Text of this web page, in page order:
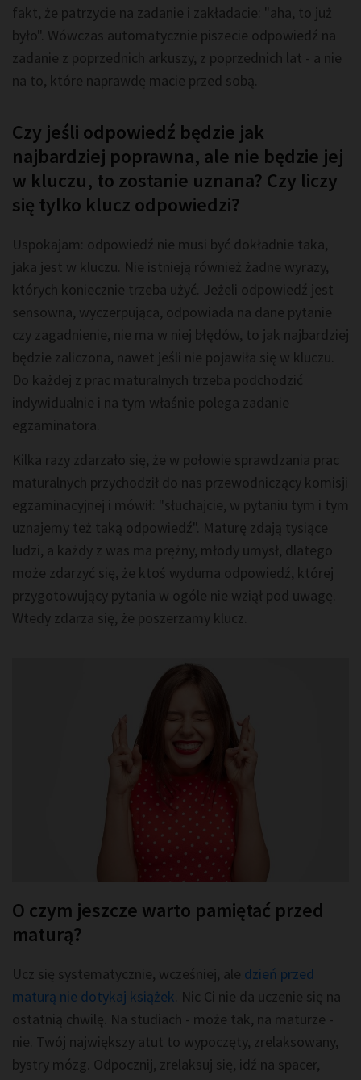
fakt, że patrzycie na zadanie i zakładacie: "aha, to już
było". Wówczas automatycznie piszecie odpowiedź na
zadanie z poprzednich arkuszy, z poprzednich lat - a nie
na to, które naprawdę macie przed sobą.
Czy jeśli odpowiedź będzie jak
najbardziej poprawna, ale nie będzie jej
w kluczu, to zostanie uznana? Czy liczy
się tylko klucz odpowiedzi?
Uspokajam: odpowiedź nie musi być dokładnie taka,
jaka jest w kluczu. Nie istnieją również żadne wyrazy,
których koniecznie trzeba użyć. Jeżeli odpowiedź jest
sensowna, wyczerpująca, odpowiada na dane pytanie
czy zagadnienie, nie ma w niej błędów, to jak najbardziej
będzie zaliczona, nawet jeśli nie pojawiła się w kluczu.
Do każdej z prac maturalnych trzeba podchodzić
indywidualnie i na tym właśnie polega zadanie
egzaminatora.
Kilka razy zdarzało się, że w połowie sprawdzania prac
maturalnych przychodził do nas przewodniczący komisji
egzaminacyjnej i mówił: "słuchajcie, w pytaniu tym i tym
uznajemy też taką odpowiedź". Maturę zdają tysiące
ludzi, a każdy z was ma prężny, młody umysł, dlatego
może zdarzyć się, że ktoś wyduma odpowiedź, której
przygotowujący pytania w ogóle nie wziął pod uwagę.
Wtedy zdarza się, że poszerzamy klucz.
O czym jeszcze warto pamiętać przed
maturą?
Ucz się systematycznie, wcześniej, ale dzień przed
maturą nie dotykaj książek . Nic Ci nie da uczenie się na
ostatnią chwilę. Na studiach - może tak, na maturze -
nie. Twój największy atut to wypoczęty, zrelaksowany,
bystry mózg. Odpocznij, zrelaksuj się, idź na spacer,